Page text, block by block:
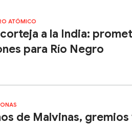
ATÓMICO
a la India:
para Río Negro
de Malvinas,